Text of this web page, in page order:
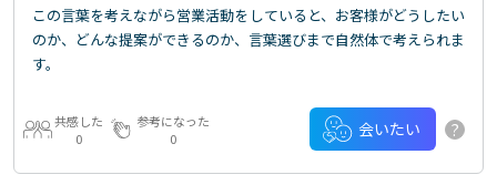
この言葉を考えながら営業活動をしていると、お客様がどうしたい
のか、どんな提案ができるのか、言葉選びまで自然体で考えられま
す。
共感した
0
参考になった
0
会いたい ?